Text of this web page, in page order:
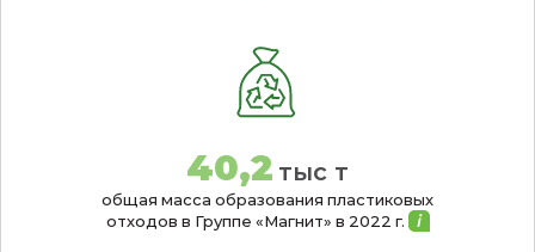
40,2 тыс т
общая масса образования пластиковых
отходов в Группе «Магнит» в 2022 г.